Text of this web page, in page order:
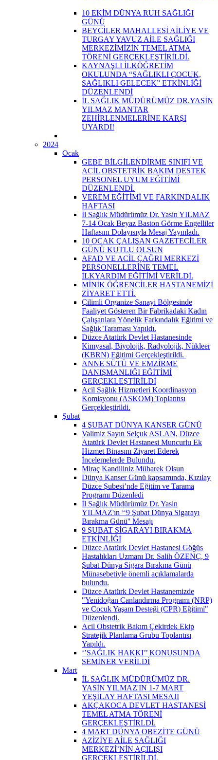
10 EKİM DÜNYA RUH SAĞLIĞI
GÜNÜ
BEYCİLER MAHALLESİ AİLİYE VE
TURGAY YAVUZ AİLE SAĞLIĞI
MERKEZİMİZİN TEMEL ATMA
TÖRENİ GERÇEKLEŞTİRİLDİ.
KAYNAŞLI İLKÖĞRETİM
OKULUNDA “SAĞLIKLI ÇOCUK,
SAĞLIKLI GELECEK” ETKİNLİĞİ
DÜZENLENDİ
İL SAĞLIK MÜDÜRÜMÜZ DR.YASİN
YILMAZ MANTAR
ZEHİRLENMELERİNE KARŞI
UYARDI!
2024
Ocak
GEBE BİLGİLENDİRME SINIFI VE
ACİL OBSTETRİK BAKIM DESTEK
PERSONEL UYUM EĞİTİMİ
DÜZENLENDİ.
VEREM EĞİTİMİ VE FARKINDALIK
HAFTASI
İl Sağlık Müdürümüz Dr. Yasin YILMAZ
7-14 Ocak Beyaz Baston Görme Engelliler
Haftasını Dolayısıyla Mesaj Yayınladı.
10 OCAK ÇALIŞAN GAZETECİLER
GÜNÜ KUTLU OLSUN
AFAD VE ACİL ÇAĞRI MERKEZİ
PERSONELLERİNE TEMEL
İLKYARDIM EĞİTİMİ VERİLDİ.
MİNİK ÖĞRENCİLER HASTANEMİZİ
ZİYARET ETTİ.
Çilimli Organize Sanayi Bölgesinde
Faaliyet Gösteren Bir Fabrikadaki Kadın
Çalışanlara Yönelik Farkındalık Eğitimi ve
Sağlık Taraması Yapıldı.
Düzce Atatürk Devlet Hastanesinde
Kimyasal, Biyolojik, Radyolojik, Nükleer
(KBRN) Eğitimi Gerçekleştirildi. ​
ANNE SÜTÜ VE EMZİRME
DANIŞMANLIĞI EĞİTİMİ
GERÇEKLEŞTİRİLDİ
Acil Sağlık Hizmetleri Koordinasyon
Komisyonu (ASKOM) Toplantısı
Gerçekleştirildi.
Şubat
4 ŞUBAT DÜNYA KANSER GÜNÜ
Valimiz Sayın Selçuk ASLAN, Düzce
Atatürk Devlet Hastanesi Muncurlu Ek
Hizmet Binasını Ziyaret Ederek
İncelemelerde Bulundu.
Miraç Kandiliniz Mübarek Olsun
Dünya Kanser Günü kapsamında, Kızılay
Düzce Şubesi’nde Eğitim ve Tarama
Programı Düzenledi
İl Sağlık Müdürümüz Dr. Yasin
YILMAZ'ın ‘‘9 Şubat Dünya Sigarayı
Bırakma Günü'' Mesajı
9 ŞUBAT SİGARAYI BIRAKMA
ETKİNLİĞİ
Düzce Atatürk Devlet Hastanesi Göğüs
Hastalıkları Uzmanı Dr. Salih ÖZENÇ, 9
Şubat Dünya Sigara Bırakma Günü
Münasebetiyle önemli açıklamalarda
bulundu.
Düzce Atatürk Devlet Hastanemizde
"Yenidoğan Canlandırma Programı (NRP)
ve Çocuk Yaşam Desteği (CPR) Eğitimi"
Düzenlendi.
Acil Obstetrik Bakım Çekirdek Ekip
Stratejik Planlama Grubu Toplantısı
Yapıldı.
‘’SAĞLIK HAKKI’’ KONUSUNDA
SEMİNER VERİLDİ
Mart
İL SAĞLIK MÜDÜRÜMÜZ DR.
YASİN YILMAZ'IN 1-7 MART
YEŞİLAY HAFTASI MESAJI
AKÇAKOCA DEVLET HASTANESİ
TEMEL ATMA TÖRENİ
GERÇEKLEŞTİRLDİ.
4 MART DÜNYA OBEZİTE GÜNÜ
AZİZİYE AİLE SAĞLIĞI
MERKEZİ’NİN AÇILIŞI
GERÇEKLEŞTİRİLDİ.